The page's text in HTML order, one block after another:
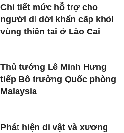
Chi tiết mức hỗ trợ cho
người di dời khẩn cấp khỏi
vùng thiên tai ở Lào Cai
Thủ tướng Lê Minh Hưng
tiếp Bộ trưởng Quốc phòng
Malaysia
Phát hiện di vật và xương